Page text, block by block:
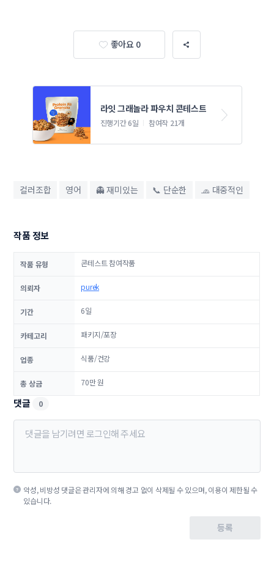
좋아요 0
라잇 그래놀라 파우치 콘테스트
진행기간 6일 참여작 21개
컬러조합 영어 👻 재미있는 📞 단순한 🧢 대중적인
작품 정보
작품 유형 콘테스트 참여작품
의뢰자 purek
기간 6일
카테고리 패키지/포장
업종 식품/건강
총 상금 70만 원
댓글 0
악성, 비방성 댓글은 관리자에 의해 경고 없이 삭제될 수 있으며, 이용이 제한될 수
있습니다.
등록